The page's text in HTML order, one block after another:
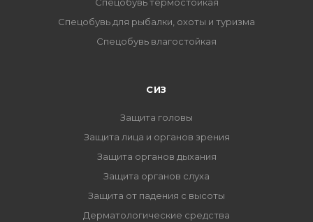
Спецобувь для рыбалки, охоты и туризма
Спецобувь влагостойкая
СИЗ
Защита головы
Защита лица и органов зрения
Защита органов дыхания
Защита органов слуха
Защита от падения с высоты
Дерматологические средства